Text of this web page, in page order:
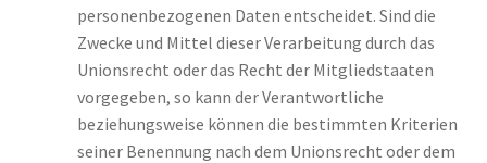
personenbezogenen Daten entscheidet. Sind die
Zwecke und Mittel dieser Verarbeitung durch das
Unionsrecht oder das Recht der Mitgliedstaaten
vorgegeben, so kann der Verantwortliche
beziehungsweise können die bestimmten Kriterien
seiner Benennung nach dem Unionsrecht oder dem